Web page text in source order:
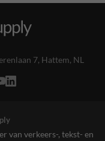
7, Hattem, NL
van verkeers-, tekst- en